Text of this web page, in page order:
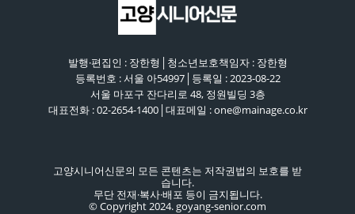
발행·편집인 : 장한형│청소년보호책임자 : 장한형
등록번호 : 서울 아54997│등록일 : 2023-08-22
서울 마포구 잔다리로 48, 정원빌딩 3층
대표전화 : 02-2654-1400│대표메일 : one@mainage.co.kr
고양시니어신문의 모든 콘텐츠는 저작권법의 보호를 받
습니다.
무단 전재·복사·배포 등이 금지됩니다.
© Copyright 2024. goyang-senior.com